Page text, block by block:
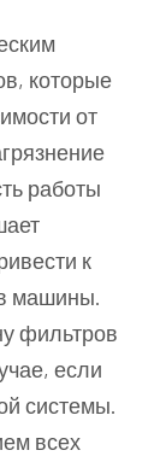
которые
от
работы
к
машины.
фильтров
если
системы.
всех